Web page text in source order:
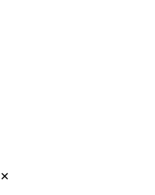
✕